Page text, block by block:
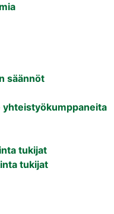
säännöt
yhteistyökumppaneita
tukijat
tukijat